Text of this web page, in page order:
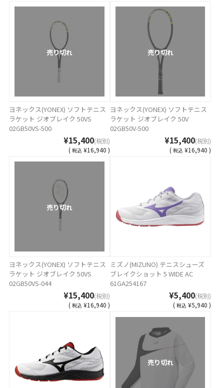
売り切れ
ヨネックス(YONEX) ソフトテニス
ラケット ジオブレイク 50VS
02GB50VS-500
¥15,400(税別)
( 税込 ¥16,940 )
売り切れ
ヨネックス(YONEX) ソフトテニス
ラケット ジオブレイク 50V
02GB50V-500
¥15,400(税別)
( 税込 ¥16,940 )
売り切れ
ヨネックス(YONEX) ソフトテニス
ラケット ジオブレイク 50VS
02GB50VS-044
¥15,400(税別)
( 税込 ¥16,940 )
ミズノ(MIZUNO) テニスシューズ
ブレイクショット 5 WIDE AC
61GA254167
¥5,400(税別)
( 税込 ¥5,940 )
売り切れ